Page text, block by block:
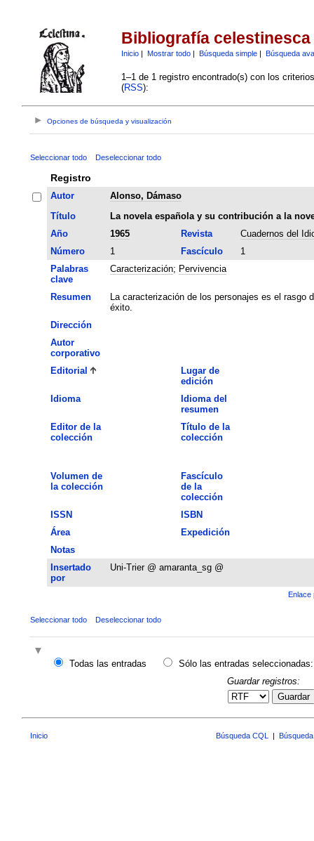
Bibliografía celestinesca
Inicio| Mostrar todo| Búsqueda simple| Búsqueda
1–1 de 1 registro encontrado(s) con los
(RSS):
Opciones de búsqueda y visualización
Seleccionar todo Deseleccionar todo
Registro
Autor
Alonso, Dámaso
Título
La novela española y su contribución a la
Año
1965 Revista
Cuadernos del
Número
1 Fascículo
1
Palabras
clave
Caracterización; Pervivencia
Resumen
La caracterización de los personajes es el rasgo
éxito.
Dirección
Autor
corporativo
Editorial
Lugar de
edición
Idioma
Idioma del
resumen
Editor de la
colección
Título de la
colección
Volumen de
la colección
Fascículo
de la
colección
ISSN
ISBN
Área
Expedición
Notas
Insertado
por
Uni-Trier @ amaranta_sg @
Enlace
Seleccionar todo Deseleccionar todo
Todas las entradas
Sólo las entradas seleccionadas:
Guardar registros:
Guardar
Inicio Búsqueda CQL